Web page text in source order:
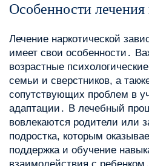
Особенности лечения
Лечение наркотической
имеет свои особенности․
возрастные
семьи и сверстников, а
сопутствующих проблем в
адаптации․ В лечебный
вовлекаются родители или
подростка, которым
поддержка и обучение